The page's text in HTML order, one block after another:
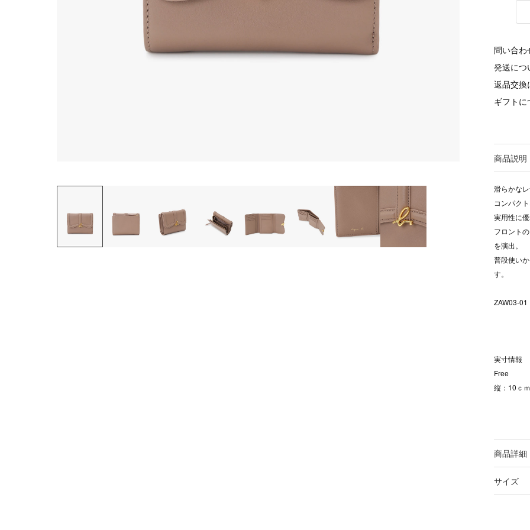
問い合わ
発送につ
返品交換
ギフトに
商品説明
滑らかな
コンパク
実用性に優
フロント
を演出。
普段使い
す。
ZAW03-01
実寸情報
Free
縦：10ｃ
商品詳細
サイズ